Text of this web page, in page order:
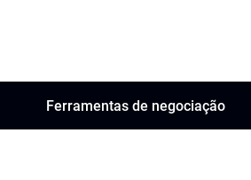
Ferramentas de negociação